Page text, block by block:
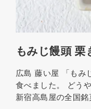
もみじ饅頭
広島 藤い屋 「もみ
食べました。 どう
新宿高島屋の全国